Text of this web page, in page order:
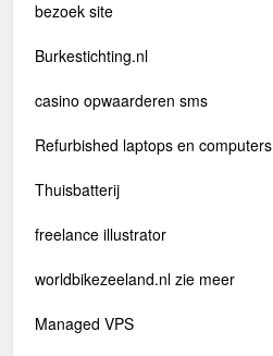
bezoek site
Burkestichting.nl
casino opwaarderen sms
Refurbished laptops en computers
Thuisbatterij
freelance illustrator
worldbikezeeland.nl zie meer
Managed VPS